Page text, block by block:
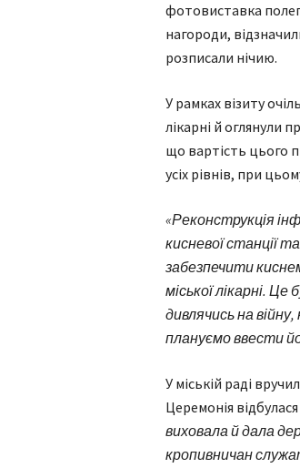
фотовиставка
нагороди,
розписали нічию.
У рамках візиту
лікарні й оглянули
що вартість цього
усіх рівнів, при
«Реконструкція
кисневої станції
забезпечити
міської лікарні.
дивлячись на
плануємо ввести
У міській раді
Церемонія
виховала й дала
кропивничан